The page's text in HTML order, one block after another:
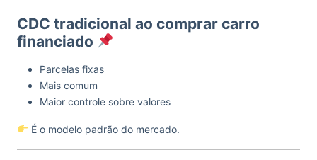
CDC tradicional ao comprar carro
financiado
Parcelas fixas
Mais comum
Maior controle sobre valores
É o modelo padrão do mercado.